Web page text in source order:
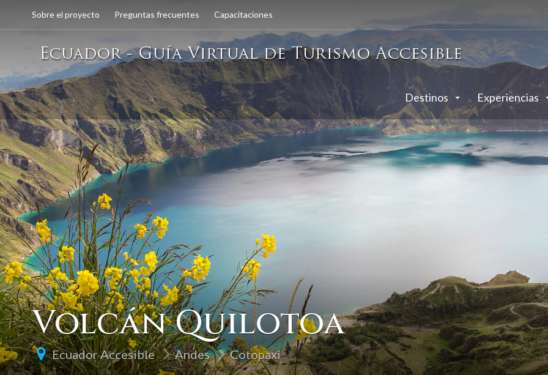
Sobre el proyecto Preguntas frecuentes Capacitaciones
Destinos Experiencias
Volcán Quilotoa
Ecuador Accesible Andes Cotopaxi